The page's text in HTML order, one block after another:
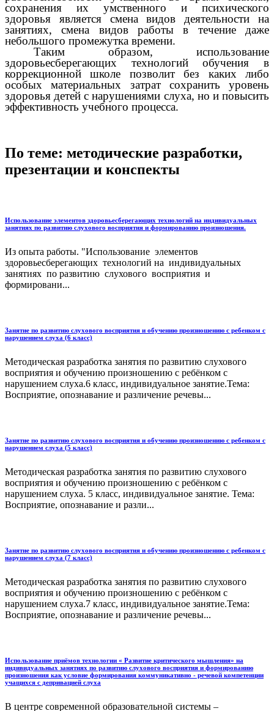
сохранения их умственного и психического
здоровья является смена видов деятельности на
занятиях, смена видов работы в течение даже
небольшого промежутка времени.
Таким образом, использование
здоровьесберегающих технологий обучения в
коррекционной школе позволит без каких либо
особых материальных затрат сохранить уровень
здоровья детей с нарушениями слуха, но и повысить
эффективность учебного процесса.
По теме: методические разработки,
презентации и конспекты
Использование элементов здоровьесберегающих технологий на индивидуальных
занятиях по развитию слухового восприятия и формированию произношения.
Из опыта работы. "Использование элементов
здоровьесберегающих технологий на индивидуальных
занятиях по развитию слухового восприятия и
формировани...
Занятие по развитию слухового восприятия и обучению произношению с ребенком с
нарушением слуха (6 класс)
Методическая разработка занятия по развитию слухового
восприятия и обучению произношению с ребёнком с
нарушением слуха.6 класс, индивидуальное занятие.Тема:
Восприятие, опознавание и различение речевы...
Занятие по развитию слухового восприятия и обучению произношению с ребенком с
нарушением слуха (5 класс)
Методическая разработка занятия по развитию слухового
восприятия и обучению произношению с ребёнком с
нарушением слуха. 5 класс, индивидуальное занятие. Тема:
Восприятие, опознавание и разли...
Занятие по развитию слухового восприятия и обучению произношению с ребенком с
нарушением слуха (7 класс)
Методическая разработка занятия по развитию слухового
восприятия и обучению произношению с ребёнком с
нарушением слуха.7 класс, индивидуальное занятие.Тема:
Восприятие, опознавание и различение речевы...
Использование приёмов технологии « Развитие критического мышления» на
индивидуальных занятиях по развитию слухового восприятия и формированию
произношения как условие формирования коммуникативно - речевой компетенции
учащихся с депривацией слуха
В центре современной образовательной системы –